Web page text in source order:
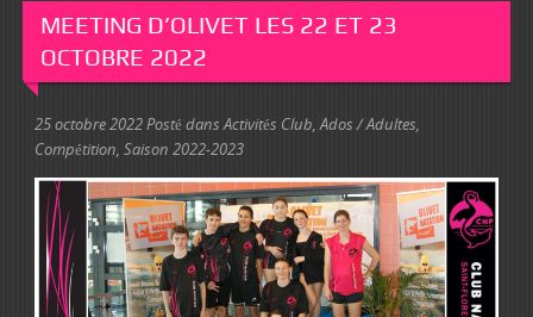
MEETING D’OLIVET LES 22 ET 23
OCTOBRE 2022
25 octobre 2022Posté dansActivités Club,Ados / Adultes,
Compétition, Saison 2022-2023